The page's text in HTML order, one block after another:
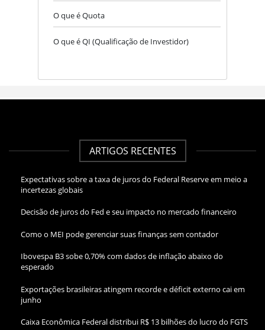
O que é Quota
O que é QI (Qualificação de Investidor)
ARTIGOS RECENTES
Expectativas sobre a taxa de juros do Federal Reserve em meio a
incertezas globais
Decisão de juros do Fed e seu impacto no mercado financeiro
Como o MEI pode gerenciar suas finanças sem contador
Ibovespa B3 sobe 0,70% com dados de inflação abaixo do
esperado
Exportações brasileiras atingem recorde e déficit externo cai em
junho
Caixa Econômica Federal distribui R$ 13 bilhões do lucro do FGTS